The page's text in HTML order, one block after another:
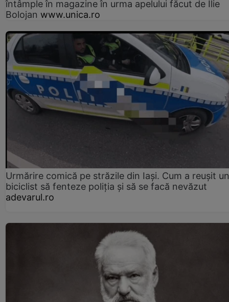
întâmple în magazine în urma apelului făcut de Ilie
Bolojan www.unica.ro
Urmărire comică pe străzile din Iași. Cum a reușit un
biciclist să fenteze poliția și să se facă nevăzut
adevarul.ro